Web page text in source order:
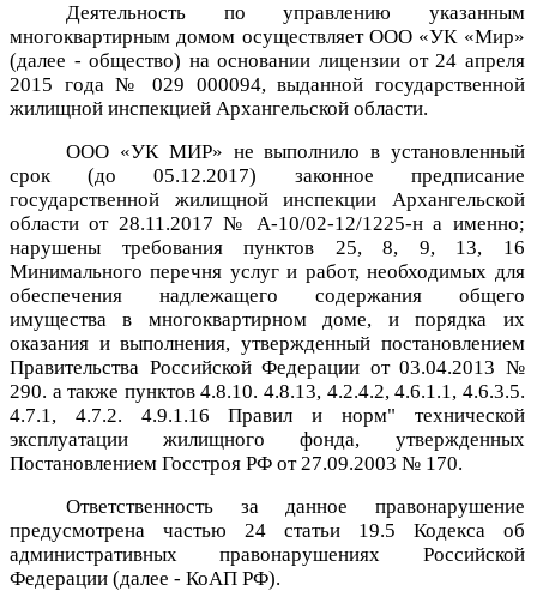
Деятельность по управлению указанным
многоквартирным домом осуществляет ООО «УК «Мир»
(далее - общество) на основании лицензии от 24 апреля
2015 года № 029 000094, выданной государственной
жилищной инспекцией Архангельской области.
ООО «УК МИР» не выполнило в установленный
срок (до 05.12.2017) законное предписание
государственной жилищной инспекции Архангельской
областиот 28.11.2017 № А-10/02-12/1225-н а именно;
нарушены требования пунктов 25, 8, 9, 13, 16
Минимальногоперечня услуг и работ, необходимых для
обеспечения надлежащего содержания общего
имущества в многоквартирном доме, и порядка их
оказания и выполнения, утвержденный постановлением
Правительства Российской Федерации от 03.04.2013 №
290. а также пунктов 4.8.10. 4.8.13, 4.2.4.2, 4.6.1.1, 4.6.3.5.
4.7.1, 4.7.2. 4.9.1.16 Правил и норм" технической
эксплуатации жилищного фонда, утвержденных
Постановлением Госстроя РФ от 27.09.2003 № 170.
Ответственность за данное правонарушение
предусмотрена частью 24 статьи 19.5 Кодекса об
административных правонарушениях Российской
Федерации (далее - КоАП РФ).